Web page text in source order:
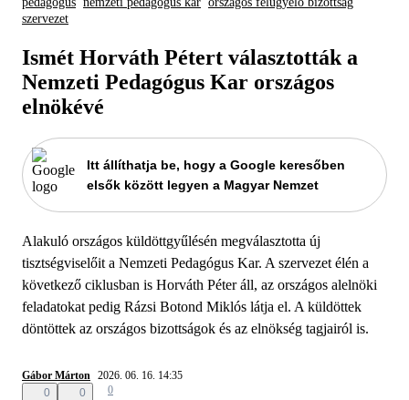
szervezet
Ismét Horváth Pétert választották a
Nemzeti Pedagógus Kar országos
elnökévé
Itt állíthatja be, hogy a Google keresőben
elsők között legyen a Magyar Nemzet
Alakuló országos küldöttgyűlésén megválasztotta új
tisztségviselőit a Nemzeti Pedagógus Kar. A szervezet élén a
következő ciklusban is Horváth Péter áll, az országos alelnöki
feladatokat pedig Rázsi Botond Miklós látja el. A küldöttek
döntöttek az országos bizottságok és az elnökség tagjairól is.
Gábor Márton 2026. 06. 16. 14:35
0
0 0